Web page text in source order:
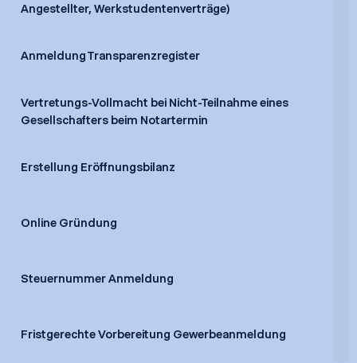
Angestellter, Werkstudentenverträge)
Anmeldung Transparenzregister
Vertretungs-Vollmacht bei Nicht-Teilnahme eines
Gesellschafters beim Notartermin
Erstellung Eröffnungsbilanz
Online Gründung
Steuernummer Anmeldung
Fristgerechte Vorbereitung Gewerbeanmeldung